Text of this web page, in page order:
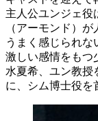
主人公ユンジェ役
（アーモンド）
うまく感じられな
激しい感情をもつ
水夏希、ユン教授
に、シム博士役を